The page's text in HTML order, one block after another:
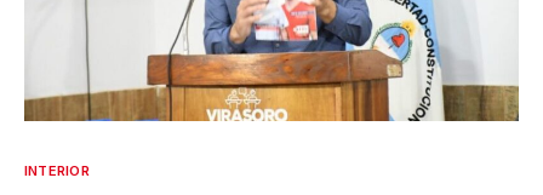
INTERIOR